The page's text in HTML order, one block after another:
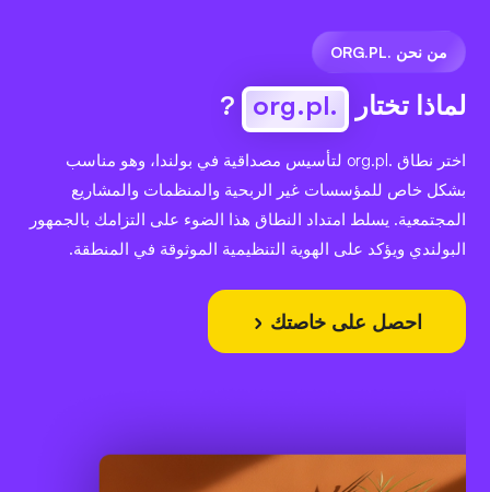
من نحن .ORG.PL
لماذا تختار .org.pl
?
اختر نطاق .org.pl لتأسيس مصداقية في بولندا، وهو مناسب
بشكل خاص للمؤسسات غير الربحية والمنظمات والمشاريع
المجتمعية. يسلط امتداد النطاق هذا الضوء على التزامك بالجمهور
البولندي ويؤكد على الهوية التنظيمية الموثوقة في المنطقة.
احصل على خاصتك